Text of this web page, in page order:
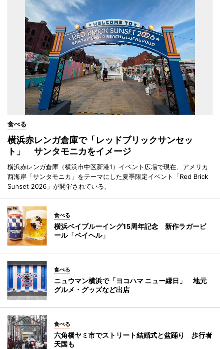
食べる
横浜赤レンガ倉庫で「レッドブリックサンセッ
ト」 サンタモニカをイメージ
横浜赤レンガ倉庫（横浜市中区新港1）イベント広場で現在、アメリカ
西海岸「サンタモニカ」をテーマにした夏季限定イベント「Red Brick
Sunset 2026」が開催されている。
食べる
横浜ベイブルーイング15周年記念 新作ラガービ
ール「ベイヘル」
食べる
ニュウマン横浜で「ヨコハマ ニュー縁日」 地元
グルメ・グッズなど出店
食べる
六角橋ヤミ市でストリート結婚式と盆踊り 歩行者
天国も